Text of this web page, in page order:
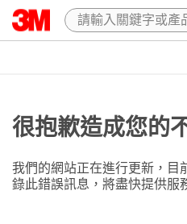
很抱歉造成您的
我們的網站正在進行更新，目
錄此錯誤訊息，將盡快提供服